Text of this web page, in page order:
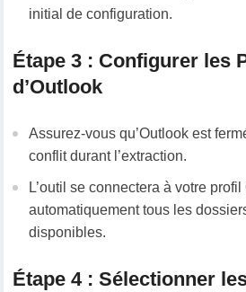
initial de configuration.
Étape 3 : Configurer les
d’Outlook
Assurez-vous qu’Outlook est
conflit durant l’extraction.
L’outil se connectera à votre
automatiquement tous les
disponibles.
Étape 4 : Sélectionner